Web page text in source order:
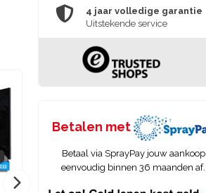
4 jaar volledige garantie
Uitstekende service
Betalen met
Betaal via SprayPay jouw aankoop
eenvoudig binnen 36 maanden af.